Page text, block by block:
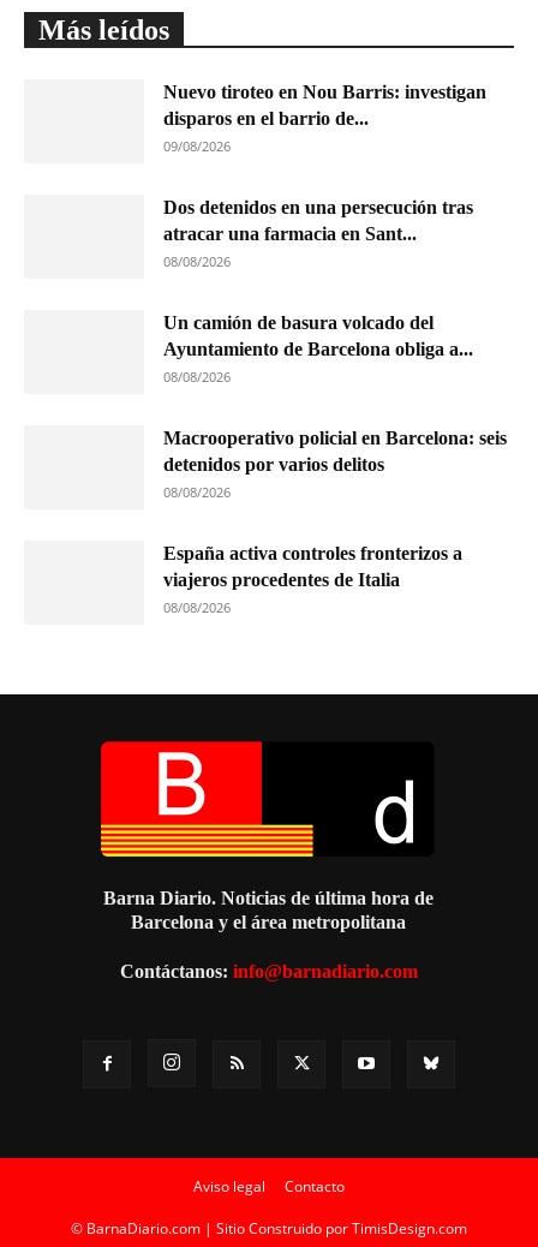
Más leídos
Nuevo tiroteo en Nou Barris: investigan
disparos en el barrio de...
09/08/2026
Dos detenidos en una persecución tras
atracar una farmacia en Sant...
08/08/2026
Un camión de basura volcado del
Ayuntamiento de Barcelona obliga a...
08/08/2026
Macrooperativo policial en Barcelona: seis
detenidos por varios delitos
08/08/2026
España activa controles fronterizos a
viajeros procedentes de Italia
08/08/2026
Barna Diario. Noticias de última hora de
Barcelona y el área metropolitana
Contáctanos: info@barnadiario.com
Aviso legal Contacto
© BarnaDiario.com | Sitio Construido porTimisDesign.com